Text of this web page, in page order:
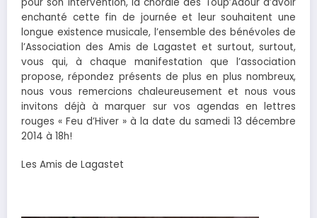
enchanté cette fin de journée et leur souhaitent une
longue existence musicale, l’ensemble des bénévoles de
l’Association des Amis de Lagastet et surtout, surtout,
vous qui, à chaque manifestation que l’association
propose, répondez présents de plus en plus nombreux,
nous vous remercions chaleureusement et nous vous
invitons déjà à marquer sur vos agendas en lettres
rouges « Feu d’Hiver » à la date du samedi 13 décembre
2014 à 18h!
Les Amis de Lagastet